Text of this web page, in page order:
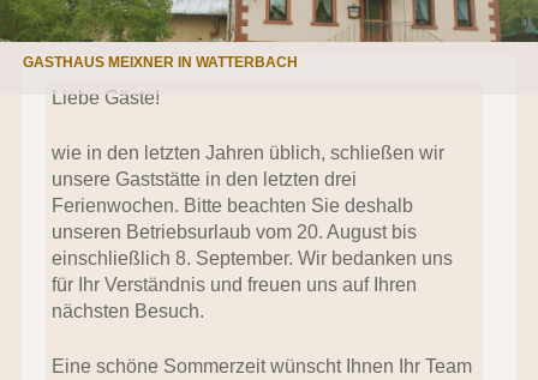
GASTHAUS MEIXNER IN WATTERBACH
Liebe Gäste!
wie in den letzten Jahren üblich, schließen wir
unsere Gaststätte in den letzten drei
Ferienwochen. Bitte beachten Sie deshalb
unseren Betriebsurlaub vom 20. August bis
einschließlich 8. September. Wir bedanken uns
für Ihr Verständnis und freuen uns auf Ihren
nächsten Besuch.
Eine schöne Sommerzeit wünscht Ihnen Ihr Team